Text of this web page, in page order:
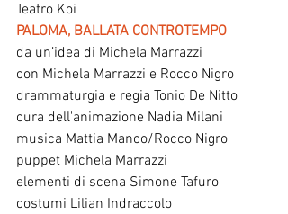
Teatro Koi
PALOMA, BALLATA CONTROTEMPO
da un’idea di Michela Marrazzi
con Michela Marrazzi e Rocco Nigro
drammaturgia e regia Tonio De Nitto
cura dell'animazione Nadia Milani
musica Mattia Manco/Rocco Nigro
puppet Michela Marrazzi
elementi di scena Simone Tafuro
costumi Lilian Indraccolo